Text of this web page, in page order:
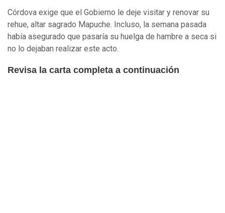
Córdova exige que el Gobierno le deje visitar y renovar su
rehue, altar sagrado Mapuche. Incluso, la semana pasada
había asegurado que pasaría su huelga de hambre a seca si
no lo dejaban realizar este acto.
Revisa la carta completa a continuación